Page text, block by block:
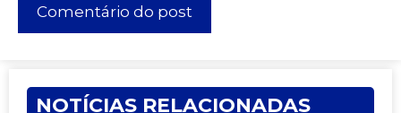
NOTÍCIAS RELACIONADAS